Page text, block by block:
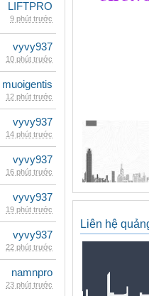
LIFTPRO
9 phút trước
vyvy937
10 phút trước
muoigentis
12 phút trước
vyvy937
14 phút trước
vyvy937
16 phút trước
vyvy937
19 phút trước
vyvy937
22 phút trước
namnpro
23 phút trước
Liên hệ